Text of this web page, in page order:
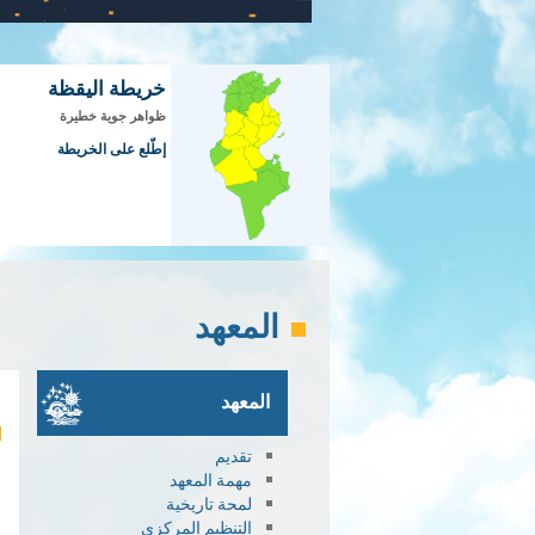
خريطة اليقظة
ظواهر جوية خطيرة
إطّلع على الخريطة
المعهد
المعهد
تقديم
مهمة المعهد
لمحة تاريخية
التنظيم المركزي